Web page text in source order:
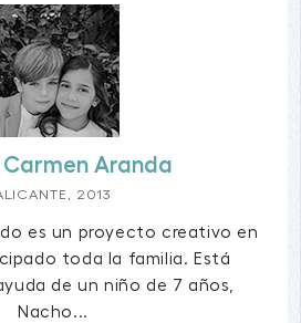
Aranda
2013
es un proyecto creativo en
toda la familia. Está
de un niño de 7 años,
Nacho...